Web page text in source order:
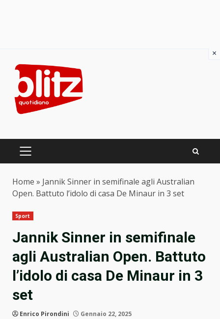
content
PRIMARY
Home » Jannik Sinner in semifinale agli Australian
Open. Battuto l’idolo di casa De Minaur in 3 set
Sport
Jannik Sinner in semifinale
agli Australian Open. Battuto
l’idolo di casa De Minaur in 3
set
Enrico Pirondini Gennaio 22, 2025
×